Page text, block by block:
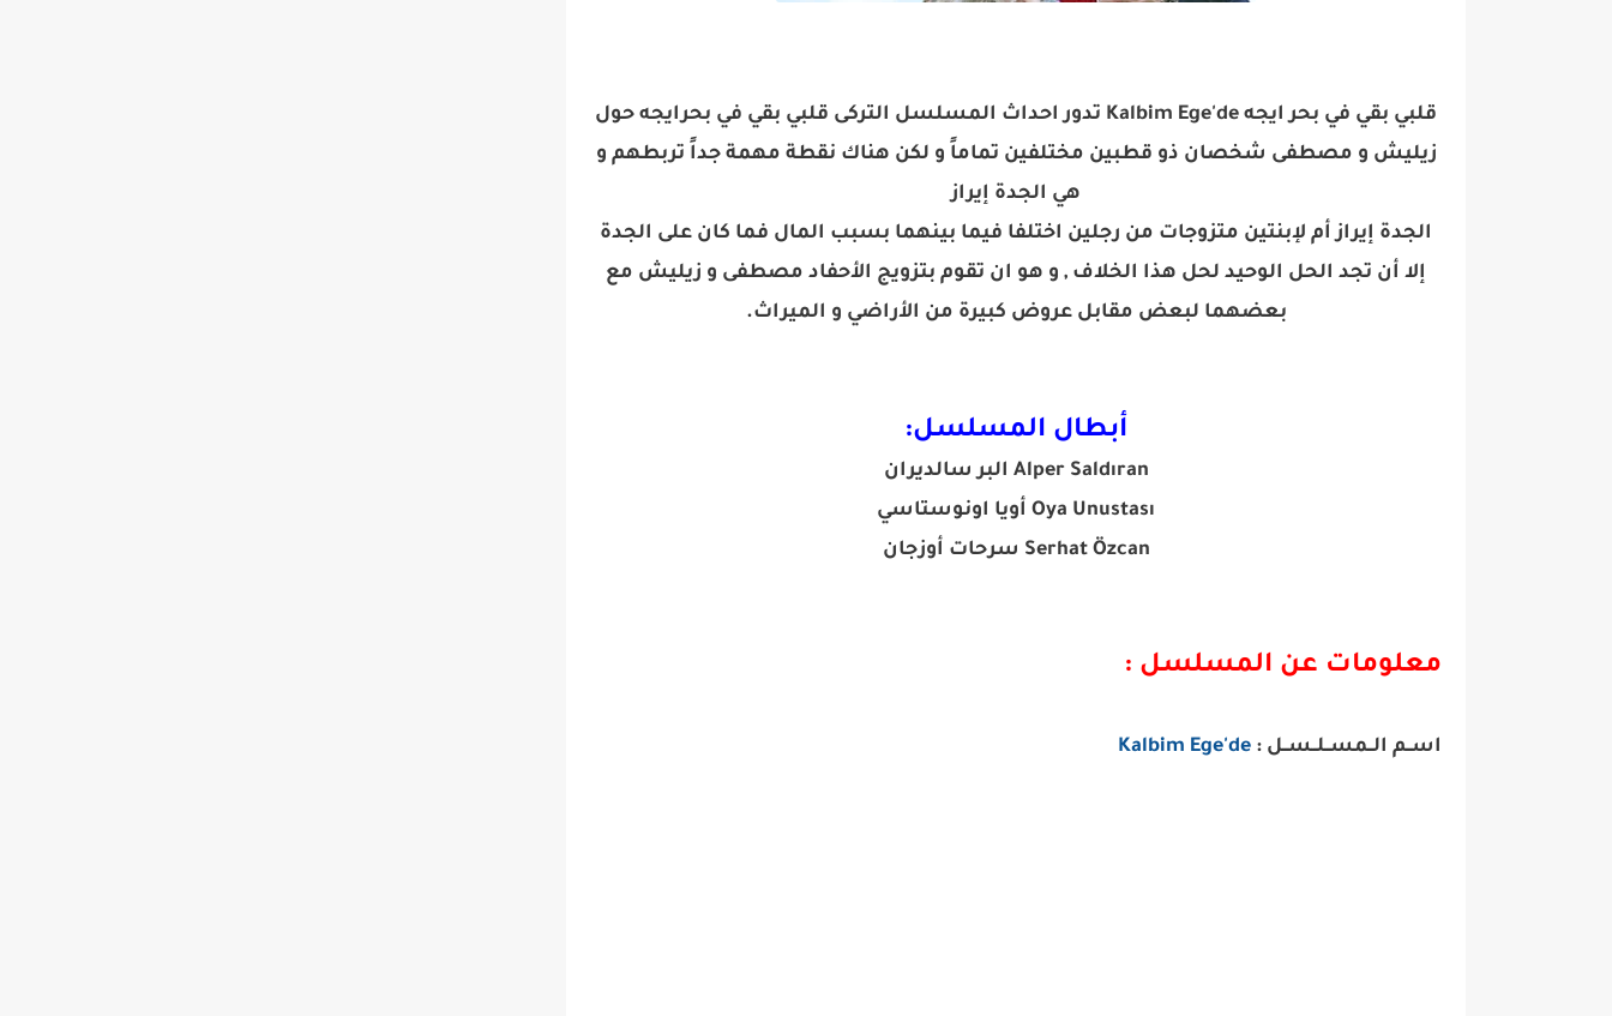
قلبي بقي في بحر ايجه Kalbim Ege'de
تدور احداث المسلسل التركى قلبي بقي في بحرايجه حول
زيليش و مصطفى شخصان ذو قطبين مختلفين تماماً و لكن هناك نقطة مهمة جداً تربطهم و
هي الجدة إيراز
الجدة إيراز أم لإبنتين متزوجات من رجلين اختلفا فيما بينهما بسبب المال فما كان على الجدة
إلا أن تجد الحل الوحيد لحل هذا الخلاف , و هو ان تقوم بتزويج الأحفاد مصطفى و زيليش مع
بعضهما لبعض مقابل عروض كبيرة من الأراضي و الميراث.
أبطال المسلسل:
Alper Saldıran البر سالديران
Oya Unustası أويا اونوستاسي
Serhat Özcan سرحات أوزجان
معلومات عن المسلسل :
اســم الــمســلــســل : Kalbim Ege'de